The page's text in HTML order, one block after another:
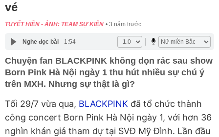
vé
TUYẾT HIỀN - ẢNH: TEAM SỰ KIỆN 3 năm trước
Nghe đọc bài 1:54
Chuyện fan BLACKPINK không dọn rác sau show
Born Pink Hà Nội ngày 1 thu hút nhiều sự chú ý
trên MXH. Nhưng sự thật là gì?
Tối 29/7 vừa qua, BLACKPINK đã tổ chức thành
công concert Born Pink Hà Nội ngày 1, với hơn 36
nghìn khán giả tham dự tại SVĐ Mỹ Đình. Lần đầu